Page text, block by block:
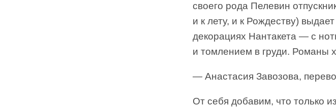
своего рода Пелевин
и к лету, и к Рождеству)
декорациях Нантакета — с
и томлением в груди. Романы
— Анастасия Завозова,
От себя добавим, что только